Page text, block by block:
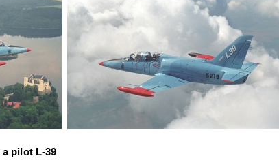
pilot L-39